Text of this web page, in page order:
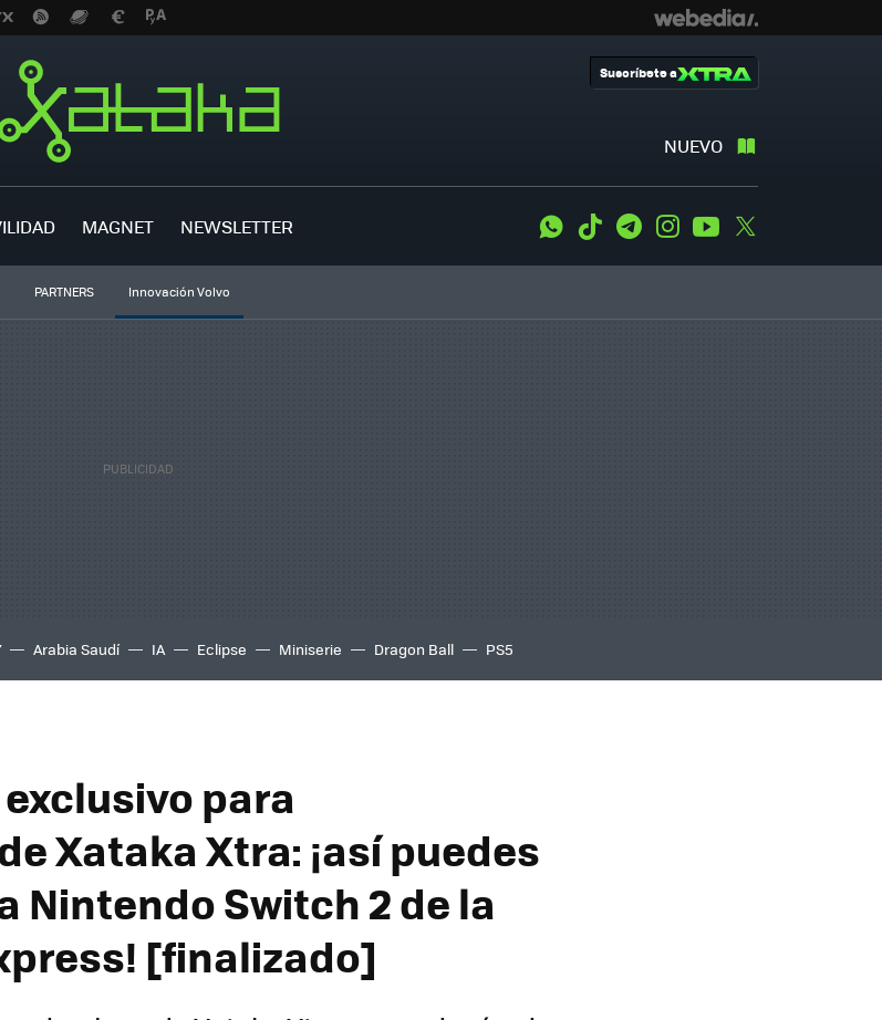
NUEVO
Suscríbete a
MAGNET NEWSLETTER WhatsApp
Tiktok TelegramInstagramYoutube
PARTNERS Innovación Volvo
Arabia Saudí IA Eclipse Miniserie Dragon Ball PS5
para
Xataka Xtra: ¡así puedes
Nintendo Switch 2 de la
[finalizado]